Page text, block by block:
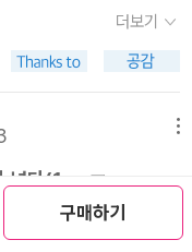
구매하기
류얀의 생각에 동의
래는 UN 대표들의
로 혹등고래는 ‘지구
다. [피터 박스
> 107번째 책]* 허
정신, 2024년)* 허먼
궁극적으로 우리는
톱을 한번 보라. 탄
자 여덟 개 가운데 하
관에서 나온 것이다.
가스로 만들어졌다.'
으로 돌아와서 읽던
커피를 또 내려서 마
히 담고 있었다. 이
에 대해 걱정하고
책의 또
점이다. 이 점은 장
기를 하는 대신 보
이다. 앤 드루얀의
책은 아니다. 과학과
는 죽기 전 아니고 더
수님 권고를 무시하
니) 읽겠다. 4대 비극
째 비극으로 셰익스
면서 다 읽고 든 소
셀로 ~~~~~순진한
시작해 1월 31일
더 복잡하고 개인마
나섰다. 그것은 바로
약 우리가 그 복잡
어떻게 대하게 될
결된 코스모스. 그
앤 드루얀, <코스모스
더보기
넓다(1...
넓다(1862) - 에밀리
다 넓다ㅡ둘을ㅡ나